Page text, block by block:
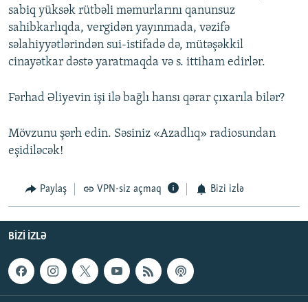
sabiq yüksək rütbəli məmurlarını qanunsuz
sahibkarlıqda, vergidən yayınmada, vəzifə
səlahiyyətlərindən sui-istifadə də, mütəşəkkil
cinayətkar dəstə yaratmaqda və s. ittiham edirlər.
Fərhad Əliyevin işi ilə bağlı hansı qərar çıxarıla bilər?
Mövzunu şərh edin. Səsiniz «Azadlıq» radiosundan
eşidiləcək!
Paylaş VPN-siz açmaq Bizi izlə
BIZI IZLƏ